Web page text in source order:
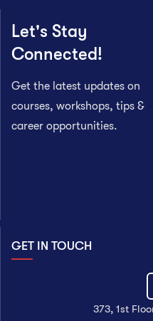
Let's Stay
Connected!
Get the latest updates on
courses, workshops, tips &
career opportunities.
GET IN TOUCH
373, 1st